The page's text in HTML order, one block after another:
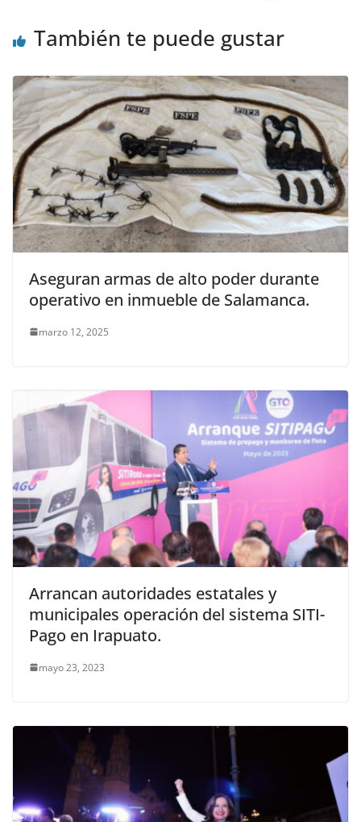
También te puede gustar
Aseguran armas de alto poder durante
operativo en inmueble de Salamanca.
marzo 12, 2025
Arrancan autoridades estatales y
municipales operación del sistema SITI-
Pago en Irapuato.
mayo 23, 2023